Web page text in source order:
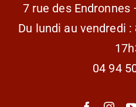
7 rue des Endronnes
Du lundi au vendredi
04 94